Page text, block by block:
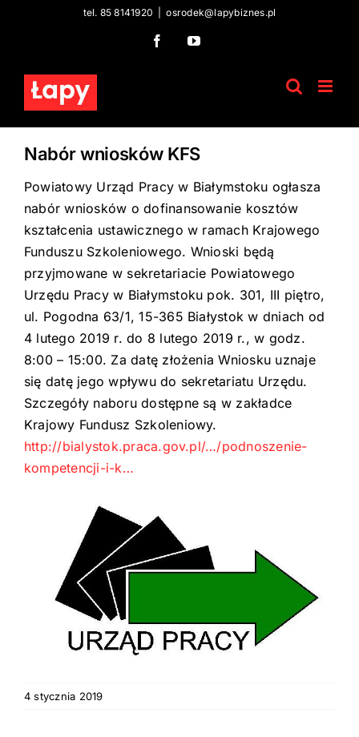
tel. 85 8141920 osrodek@lapybiznes.pl
FacebookYouTube
Nabór wniosków KFS
Powiatowy Urząd Pracy w Białymstoku ogłasza
nabór wniosków o dofinansowanie kosztów
kształcenia ustawicznego w ramach Krajowego
Funduszu Szkoleniowego. Wnioski będą
przyjmowane w sekretariacie Powiatowego
Urzędu Pracy w Białymstoku pok. 301, III piętro,
ul. Pogodna 63/1, 15-365 Białystok w dniach od
4 lutego 2019 r. do 8 lutego 2019 r., w godz.
8:00 – 15:00. Za datę złożenia Wniosku uznaje
się datę jego wpływu do sekretariatu Urzędu.
Szczegóły naboru dostępne są w zakładce
Krajowy Fundusz Szkoleniowy.
http://bialystok.praca.gov.pl/…/podnoszenie-
kompetencji-i-k…
4 stycznia 2019